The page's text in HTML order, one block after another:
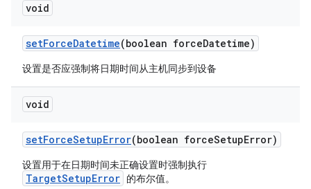
void
setForceDatetime(boolean forceDatetime)
设置是否应强制将日期时间从主机同步到设备
void
setForceSetupError(boolean forceSetupError)
设置用于在日期时间未正确设置时强制执行
TargetSetupError 的布尔值。